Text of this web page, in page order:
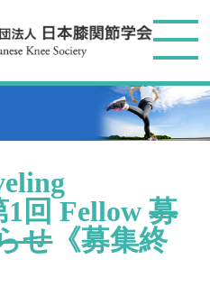
1回 Fellow募
せ《募集終